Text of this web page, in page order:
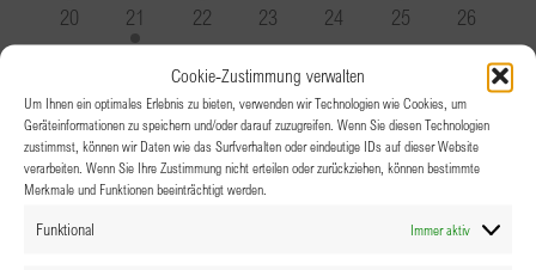
Cookie-Zustimmung verwalten
Um Ihnen ein optimales Erlebnis zu bieten, verwenden wir Technologien wie Cookies, um
Geräteinformationen zu speichern und/oder darauf zuzugreifen. Wenn Sie diesen Technologien
zustimmst, können wir Daten wie das Surfverhalten oder eindeutige IDs auf dieser Website
verarbeiten. Wenn Sie Ihre Zustimmung nicht erteilen oder zurückziehen, können bestimmte
Merkmale und Funktionen beeinträchtigt werden.
Funktional Immer aktiv
0
Veranstaltungen
20
1
Veranstaltung
21
0
Veranstaltungen
22
0
Veranstaltungen
23
0
Veranstaltungen
24
0
Veranstaltungen
25
0
26
VeranstaltungenVeranstaltungen
VeranstaltungVeranstaltungVeranstaltungenVeranstaltungen